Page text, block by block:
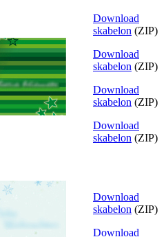
Download
skabelon (ZIP)
Download
skabelon (ZIP)
Download
skabelon (ZIP)
Download
skabelon (ZIP)
Download
skabelon (ZIP)
Download